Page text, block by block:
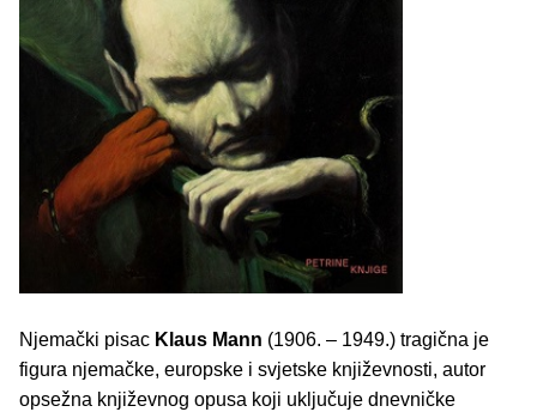
Njemački pisac Klaus Mann (1906. – 1949.) tragična je
figura njemačke, europske i svjetske književnosti, autor
opsežna književnog opusa koji uključuje dnevničke